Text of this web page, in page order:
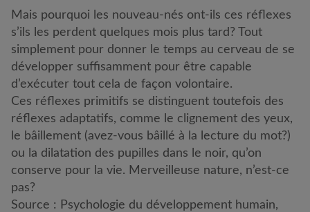
Mais pourquoi les nouveau-nés ont-ils ces réflexes
s’ils les perdent quelques mois plus tard? Tout
simplement pour donner le temps au cerveau de se
développer suffisamment pour être capable
d’exécuter tout cela de façon volontaire.
Ces réflexes primitifs se distinguent toutefois des
réflexes adaptatifs, comme le clignement des yeux,
le bâillement (avez-vous bâillé à la lecture du mot?)
ou la dilatation des pupilles dans le noir, qu’on
conserve pour la vie. Merveilleuse nature, n’est-ce
pas?
Source : Psychologie du développement humain,